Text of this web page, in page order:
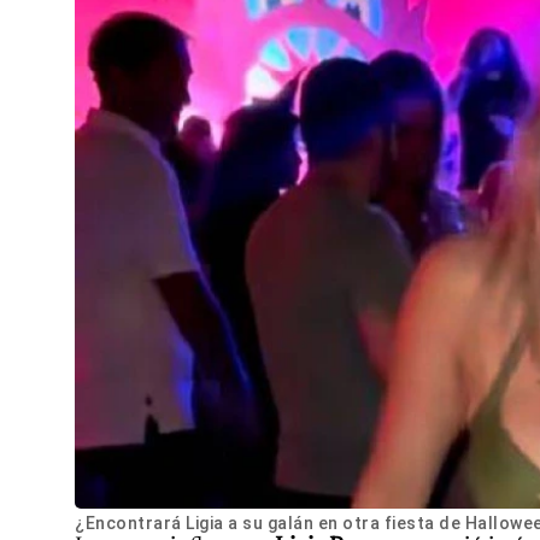
¿Encontrará Ligia a su galán en otra fiesta de